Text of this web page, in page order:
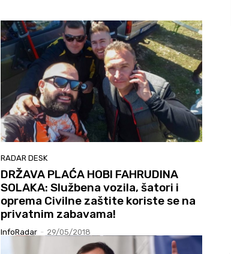
RADAR DESK
DRŽAVA PLAĆA HOBI FAHRUDINA
SOLAKA: Službena vozila, šatori i
oprema Civilne zaštite koriste se na
privatnim zabavama!
InfoRadar - 29/05/2018